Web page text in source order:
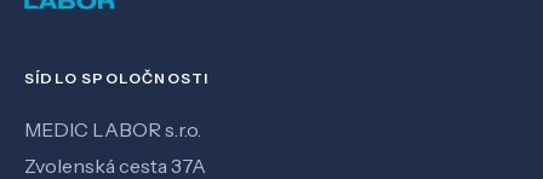
SÍDLO SPOLOČNOSTI
MEDIC LABOR s.r.o.
Zvolenská cesta 37A